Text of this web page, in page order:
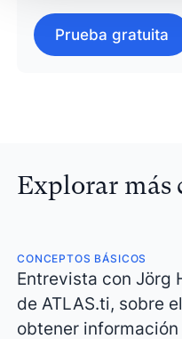
Prueba gratuita
Explorar más
CONCEPTOS BÁSICOS
Entrevista con Jörg
de ATLAS.ti, sobre
obtener